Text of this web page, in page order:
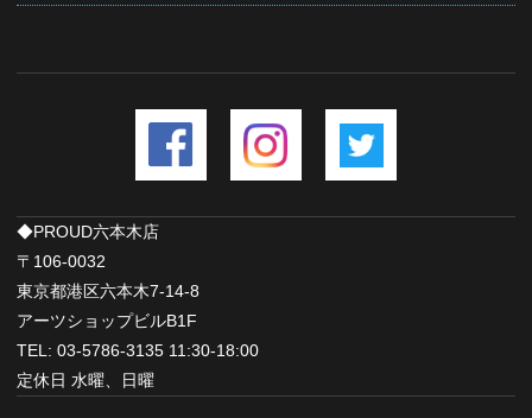
◆PROUD六本木店
〒106-0032
東京都港区六本木7-14-8
アーツショップビルB1F
TEL: 03-5786-3135 11:30-18:00
定休日 水曜、日曜